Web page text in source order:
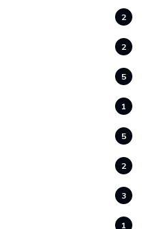
2
2
5
1
5
2
3
1